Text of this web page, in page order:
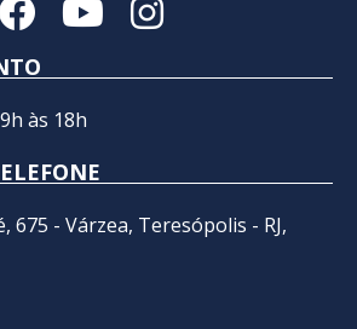
às 18h
675 - Várzea, Teresópolis - RJ,